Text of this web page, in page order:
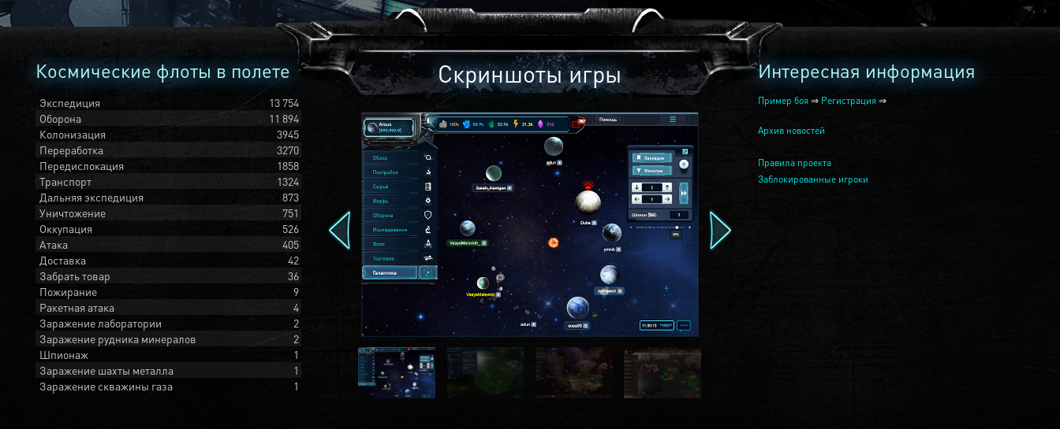
Космические флоты в полете
Экспедиция
13 754
Оборона
11 894
Колонизация
3945
Переработка
3270
Передислокация
1858
Транспорт
1324
Дальняя экспедиция
873
Уничтожение
751
Оккупация
526
Атака
405
Доставка
42
Забрать товар
36
Пожирание
9
Ракетная атака
4
Заражение лаборатории
2
Заражение рудника минералов
2
Шпионаж
1
Заражение шахты металла
1
Заражение скважины газа
1
Скриншоты игры Интересная информация
Пример боя ⇒ Регистрация ⇒
Архив новостей
Правила проекта
Заблокированные игроки